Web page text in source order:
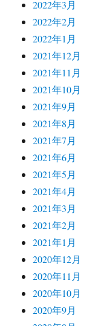
2022年3月
2022年2月
2022年1月
2021年12月
2021年11月
2021年10月
2021年9月
2021年8月
2021年7月
2021年6月
2021年5月
2021年4月
2021年3月
2021年2月
2021年1月
2020年12月
2020年11月
2020年10月
2020年9月